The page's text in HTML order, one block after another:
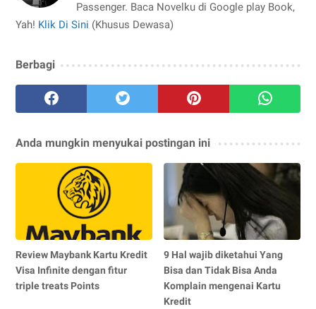
Passenger. Baca Novelku di Google play Book,
Yah! Klik Di Sini (Khusus Dewasa)
Berbagi
Anda mungkin menyukai postingan ini
Review Maybank Kartu Kredit
Visa Infinite dengan fitur
triple treats Points
9 Hal wajib diketahui Yang
Bisa dan Tidak Bisa Anda
Komplain mengenai Kartu
Kredit